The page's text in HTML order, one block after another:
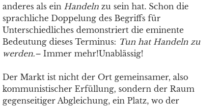
anderes als ein Handeln zu sein hat. Schon die
sprachliche Doppelung des Begriffs für
Unterschiedliches demonstriert die eminente
Bedeutung dieses Terminus: Tun hat Handeln zu
werden.– Immer mehr!Unablässig!
Der Markt ist nicht der Ort gemeinsamer, also
kommunistischer Erfüllung, sondern der Raum
gegenseitiger Abgleichung, ein Platz, wo der